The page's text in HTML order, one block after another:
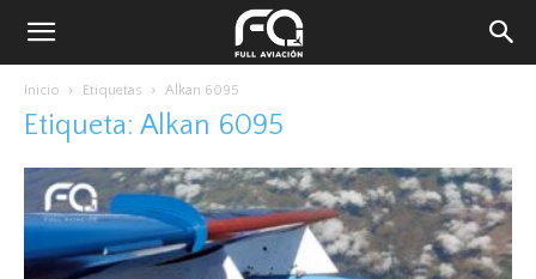
Inicio Etiquetas Alkan 6095
Etiqueta: Alkan 6095